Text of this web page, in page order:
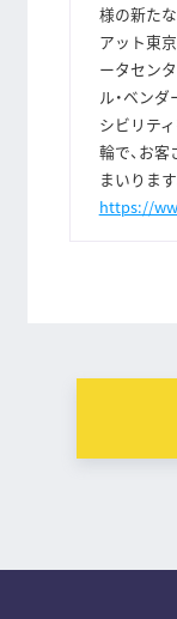
様の新た
アット東
ータセン
ル・ベン
シビリテ
輪で、お
まいります
https://